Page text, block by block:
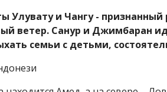
Улувату и Чангу -
ветер. Санур и Джимбаран
семьи с детьми,